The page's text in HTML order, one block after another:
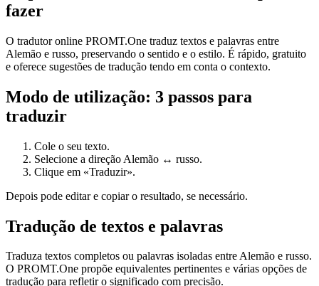
fazer
O tradutor online PROMT.One traduz textos e palavras entre
Alemão e russo, preservando o sentido e o estilo. É rápido, gratuito
e oferece sugestões de tradução tendo em conta o contexto.
Modo de utilização: 3 passos para
traduzir
Cole o seu texto.
Selecione a direção Alemão ↔ russo.
Clique em «Traduzir».
Depois pode editar e copiar o resultado, se necessário.
Tradução de textos e palavras
Traduza textos completos ou palavras isoladas entre Alemão e russo.
O PROMT.One propõe equivalentes pertinentes e várias opções de
tradução para refletir o significado com precisão.